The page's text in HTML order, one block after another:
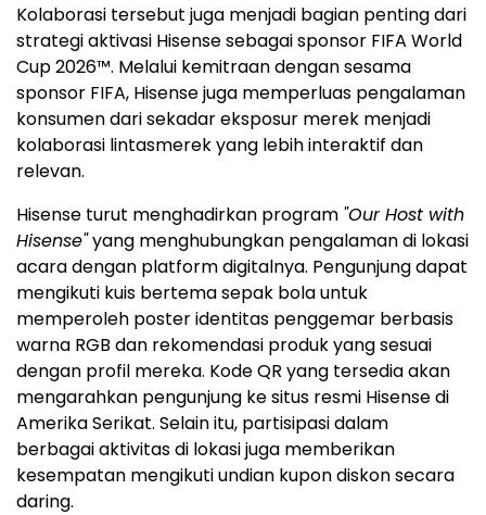
Kolaborasi tersebut juga menjadi bagian penting dari
strategi aktivasi Hisense sebagai sponsor FIFA World
Cup 2026™. Melalui kemitraan dengan sesama
sponsor FIFA, Hisense juga memperluas pengalaman
konsumen dari sekadar eksposur merek menjadi
kolaborasi lintasmerek yang lebih interaktif dan
relevan.
Hisense turut menghadirkan program "Our Host with
Hisense"yang menghubungkan pengalaman di lokasi
acara dengan platform digitalnya. Pengunjung dapat
mengikuti kuis bertema sepak bola untuk
memperoleh poster identitas penggemar berbasis
warna RGB dan rekomendasi produk yang sesuai
dengan profil mereka. Kode QR yang tersedia akan
mengarahkan pengunjung ke situs resmi Hisense di
Amerika Serikat. Selain itu, partisipasi dalam
berbagai aktivitas di lokasi juga memberikan
kesempatan mengikuti undian kupon diskon secara
daring.